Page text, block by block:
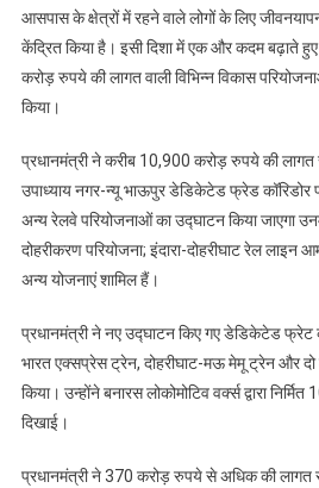
आसपास के क्षेत्रों में रहने वाले लोगों के लिए
केंद्रित किया है। इसी दिशा में एक और कदम बढ़ाते
करोड़ रुपये की लागत वाली विभिन्न विकास
किया।
प्रधानमंत्री ने करीब 10,900 करोड़ रुपये की लागत
उपाध्याय नगर-न्यू भाऊपुर डेडिकेटेड फ्रेड कॉरिडोर
अन्य रेलवे परियोजनाओं का उद्घाटन किया जाएगा
दोहरीकरण परियोजना; इंदारा-दोहरीघाट रेल लाइन
अन्य योजनाएं शामिल हैं।
प्रधानमंत्री ने नए उद्घाटन किए गए डेडिकेटेड फ्रेट
भारत एक्सप्रेस ट्रेन, दोहरीघाट-मऊ मेमू ट्रेन और दो
किया। उन्होंने बनारस लोकोमोटिव वर्क्स द्वारा
दिखाई।
प्रधानमंत्री ने 370 करोड़ रुपये से अधिक की